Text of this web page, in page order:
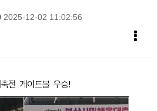
2025-12-02 11:02:56